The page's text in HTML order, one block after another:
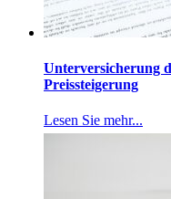
Unterversicherung
Preissteigerung
Lesen Sie mehr...